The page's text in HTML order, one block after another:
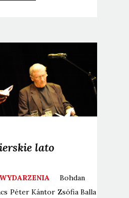
lato
WYDARZENIA
Bohdan
Péter Kántor Zsófia Balla